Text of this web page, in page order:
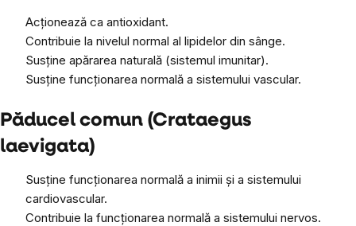
Acționează ca antioxidant.
Contribuie la nivelul normal al lipidelor din sânge.
Susține apărarea naturală (sistemul imunitar).
Susține funcționarea normală a sistemului vascular.
Păducel comun (Crataegus
laevigata)
Susține funcționarea normală a inimii și a sistemului
cardiovascular.
Contribuie la funcționarea normală a sistemului nervos.